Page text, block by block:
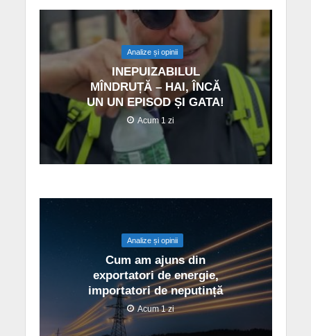
Analize și opinii
INEPUIZABILUL
MÎNDRUȚĂ – HAI, ÎNCĂ
UN UN EPISOD ȘI GATA!
Acum 1 zi
Analize și opinii
Cum am ajuns din
exportatori de energie,
importatori de neputință
Acum 1 zi